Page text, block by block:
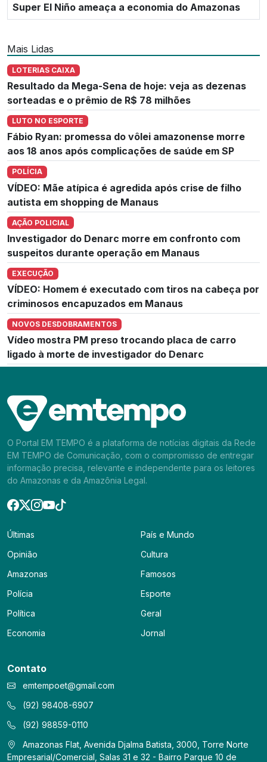
Super El Niño ameaça a economia do Amazonas
Mais Lidas
LOTERIAS CAIXA
Resultado da Mega-Sena de hoje: veja as dezenas
sorteadas e o prêmio de R$ 78 milhões
LUTO NO ESPORTE
Fábio Ryan: promessa do vôlei amazonense morre
aos 18 anos após complicações de saúde em SP
POLÍCIA
VÍDEO: Mãe atípica é agredida após crise de filho
autista em shopping de Manaus
AÇÃO POLICIAL
Investigador do Denarc morre em confronto com
suspeitos durante operação em Manaus
EXECUÇÃO
VÍDEO: Homem é executado com tiros na cabeça por
criminosos encapuzados em Manaus
NOVOS DESDOBRAMENTOS
Vídeo mostra PM preso trocando placa de carro
ligado à morte de investigador do Denarc
O Portal EM TEMPO é a plataforma de notícias digitais da Rede
EM TEMPO de Comunicação, com o compromisso de entregar
informação precisa, relevante e independente para os leitores
do Amazonas e da Amazônia Legal.
Últimas
Opinião
Amazonas
Polícia
Política
Economia
País e Mundo
Cultura
Famosos
Esporte
Geral
Jornal
Contato
emtempoet@gmail.com
(92) 98408-6907
(92) 98859-0110
Amazonas Flat, Avenida Djalma Batista, 3000, Torre Norte
Empresarial/Comercial, Salas 31 e 32 - Bairro Parque 10 de